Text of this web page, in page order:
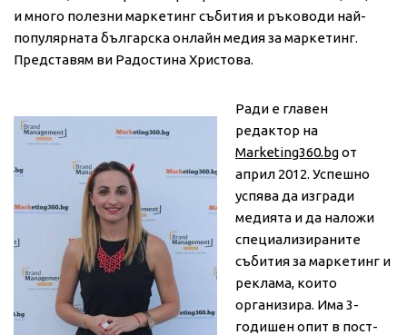
и много полезни маркетинг събития и ръководи най-
популярната българска онлайн медия за маркетинг.
Представям ви Радостина Христова.
Ради е главен
редактор на
Marketing360.bgот
април 2012. Успешно
успява да изгради
медията и да наложи
специализираните
събития за маркетинг и
реклама, които
организира. Има 3-
годишен опит в пост-